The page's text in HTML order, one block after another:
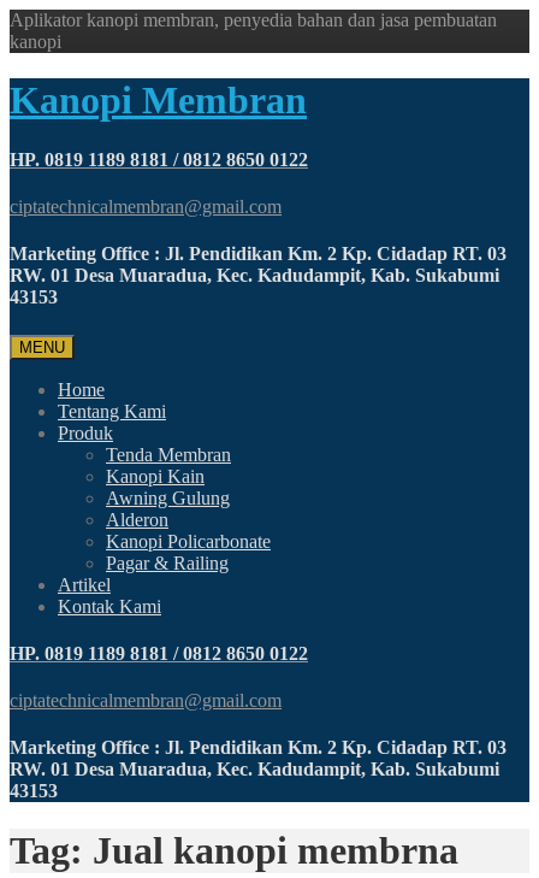
Aplikator kanopi membran, penyedia bahan dan jasa pembuatan
kanopi
Kanopi Membran
HP. 0819 1189 8181 / 0812 8650 0122
ciptatechnicalmembran@gmail.com
Marketing Office : Jl. Pendidikan Km. 2 Kp. Cidadap RT. 03
RW. 01 Desa Muaradua, Kec. Kadudampit, Kab. Sukabumi
43153
MENU
Home
Tentang Kami
Produk
Tenda Membran
Kanopi Kain
Awning Gulung
Alderon
Kanopi Policarbonate
Pagar & Railing
Artikel
Kontak Kami
HP. 0819 1189 8181 / 0812 8650 0122
ciptatechnicalmembran@gmail.com
Marketing Office : Jl. Pendidikan Km. 2 Kp. Cidadap RT. 03
RW. 01 Desa Muaradua, Kec. Kadudampit, Kab. Sukabumi
43153
Tag: Jual kanopi membrna